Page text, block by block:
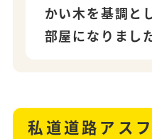
かい木を基調と
部屋になりま
私道道路アス